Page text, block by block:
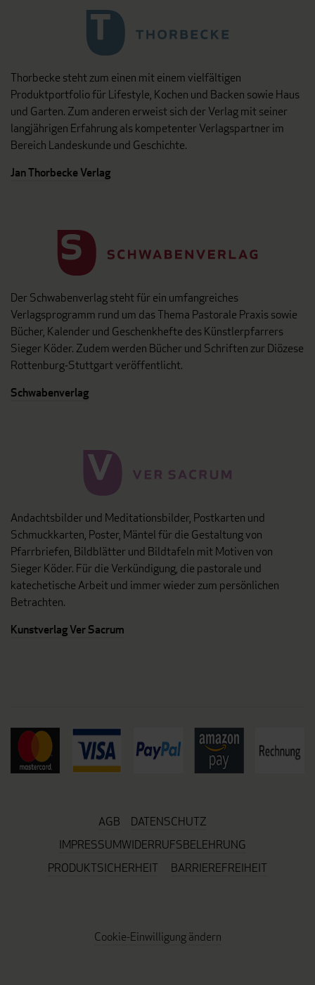
Thorbecke steht zum einen mit einem vielfältigen
Produktportfolio für Lifestyle, Kochen und Backen sowie Haus
und Garten. Zum anderen erweist sich der Verlag mit seiner
langjährigen Erfahrung als kompetenter Verlagspartner im
Bereich Landeskunde und Geschichte.
Jan Thorbecke Verlag
Der Schwabenverlag steht für ein umfangreiches
Verlagsprogramm rund um das Thema Pastorale Praxis sowie
Bücher, Kalender und Geschenkhefte des Künstlerpfarrers
Sieger Köder. Zudem werden Bücher und Schriften zur Diözese
Rottenburg-Stuttgart veröffentlicht.
Schwabenverlag
Andachtsbilder und Meditationsbilder, Postkarten und
Schmuckkarten, Poster, Mäntel für die Gestaltung von
Pfarrbriefen, Bildblätter und Bildtafeln mit Motiven von
Sieger Köder. Für die Verkündigung, die pastorale und
katechetische Arbeit und immer wieder zum persönlichen
Betrachten.
Kunstverlag Ver Sacrum
AGB
DATENSCHUTZ
IMPRESSUMWIDERRUFSBELEHRUNG
PRODUKTSICHERHEIT
BARRIEREFREIHEIT
Cookie-Einwilligung ändern